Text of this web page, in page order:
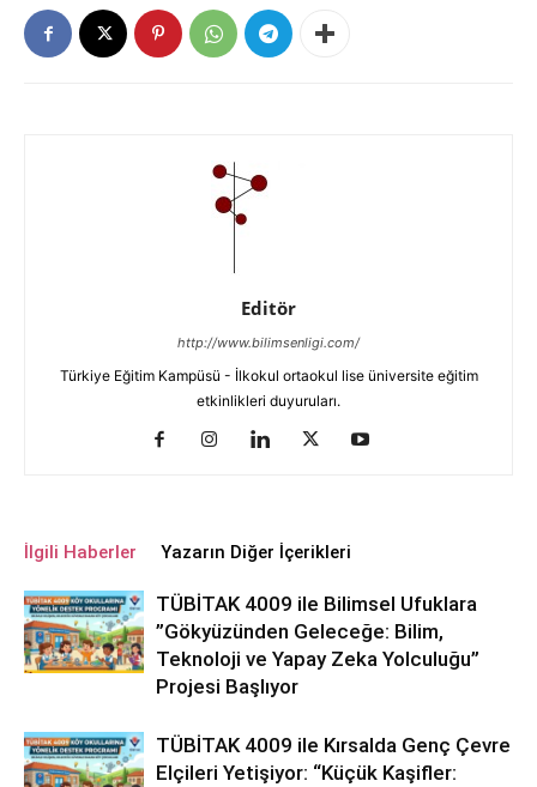
Editör
http://www.bilimsenligi.com/
Türkiye Eğitim Kampüsü - İlkokul ortaokul lise üniversite eğitim
etkinlikleri duyuruları.
İlgili Haberler Yazarın Diğer İçerikleri
TÜBİTAK 4009 ile Bilimsel Ufuklara
”Gökyüzünden Geleceğe: Bilim,
Teknoloji ve Yapay Zeka Yolculuğu”
Projesi Başlıyor
TÜBİTAK 4009 ile Kırsalda Genç Çevre
Elçileri Yetişiyor: “Küçük Kaşifler: